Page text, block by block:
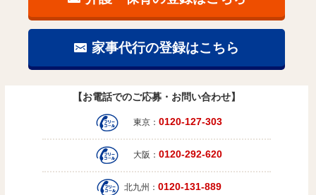
家事代行の登録はこちら
【お電話でのご応募・お問い合わせ】
東京： 0120-127-303
大阪： 0120-292-620
北九州： 0120-131-889